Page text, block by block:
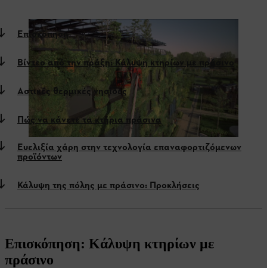
Επισκόπηση
Βίντεο από την πράξη: Κάλυψη κτηρίων με πράσινο
Αστικές θερμικές νησίδες
Πώς να κάνετε τα κτήρια πράσινα
Ευελιξία χάρη στην τεχνολογία επαναφορτιζόμενων
προϊόντων
Κάλυψη της πόλης με πράσινο: Προκλήσεις
Επισκόπηση: Κάλυψη κτηρίων με
πράσινο